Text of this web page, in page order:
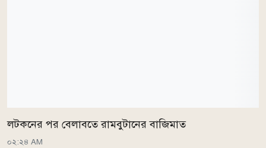
লটকনের পর বেলাবতে রামবুটানের বাজিমাত
০২:২৪ AM